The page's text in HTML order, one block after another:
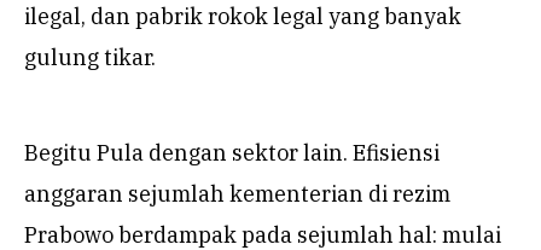
ilegal, dan pabrik rokok legal yang banyak
gulung tikar.
Begitu Pula dengan sektor lain. Efisiensi
anggaran sejumlah kementerian di rezim
Prabowo berdampak pada sejumlah hal: mulai